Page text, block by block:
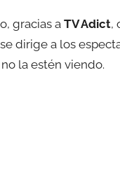
gracias a TV Adict,
se dirige a los
la estén viendo.